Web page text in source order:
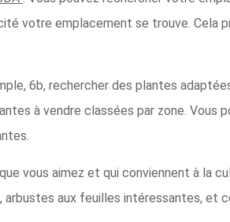
votre emplacement se trouve. Cela
6b, rechercher des plantes
à vendre classées par zone. Vous
vous aimez et qui conviennent à la
arbustes aux feuilles intéressantes, et